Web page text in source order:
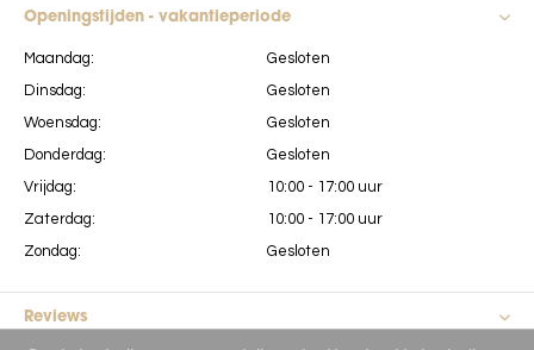
Openingstijden - vakantieperiode
Maandag:
Dinsdag:
Woensdag:
Donderdag:
Vrijdag:
Zaterdag:
Zondag:
Gesloten
Gesloten
Gesloten
Gesloten
10:00 - 17:00 uur
10:00 - 17:00 uur
Gesloten
Reviews